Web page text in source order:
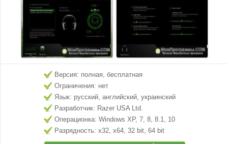
Версия: полная, бесплатная
Ограничения: нет
Язык: русский, английский, украинский
Разработчик: Razer USA Ltd.
Операционка: Windows XP, 7, 8, 8.1, 10
Разрядность: x32, x64, 32 bit, 64 bit